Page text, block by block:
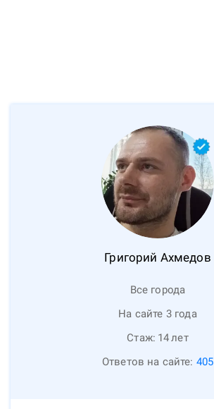
Григорий Ахмедов
Все города
На сайте 3 года
Стаж: 14лет
Ответов на сайте: 405